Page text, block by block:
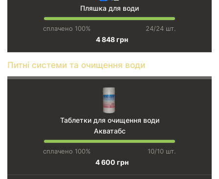
Пляшка для води
сплачено 100% 24/24 шт.
4 848 грн
Питні системи та очищення води
Таблетки для очищення води
Акватабс
сплачено 100% 10/10 шт.
4 600 грн